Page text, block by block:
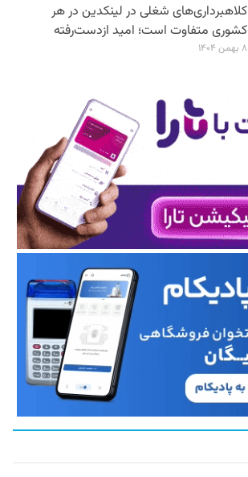
کلاهبرداری‌های شغلی در لینکدین در هر
کشوری متفاوت است؛ امید ازدست‌رفته
۸ بهمن ۱۴۰۴